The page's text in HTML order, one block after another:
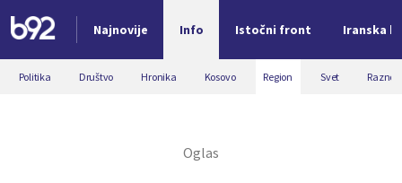
Najnovije Info Istočni front Iranska
Nova vest
Politika Društvo Hronika Kosovo Region Svet Razno